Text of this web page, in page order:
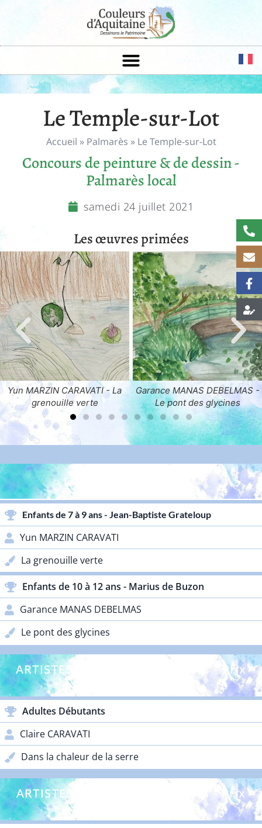
Le Temple-sur-Lot
Accueil » Palmarès » Le Temple-sur-Lot
Concours de peinture & de dessin -
Palmarès local
samedi 24 juillet 2021
Les œuvres primées
Garance MANAS DEBELMAS -
Le pont des glycines
Claire CARAVATI - Dans
chaleur de la serre
ENFANTS & ADOLESCENTS
Enfants de 7 à 9 ans - Jean-Baptiste Grateloup
Yun MARZIN CARAVATI
La grenouille verte
Enfants de 10 à 12 ans - Marius de Buzon
Garance MANAS DEBELMAS
Le pont des glycines
ARTISTES DÉBUTANTS - Adultes - Prix
Adultes Débutants
Claire CARAVATI
Dans la chaleur de la serre
ARTISTES CONFIRMÉS - Adultes - Prix